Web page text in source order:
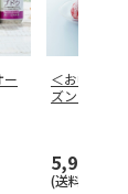
ー
＜お中元＞
ズンフルー
5,980円
(送料・税込)